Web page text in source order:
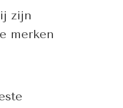
zijn
merken